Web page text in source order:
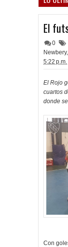
El
0
Newbery,
5:22 p.m.
El Rojo
cuartos
donde
Con